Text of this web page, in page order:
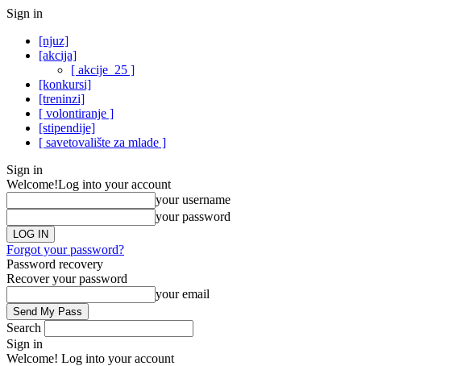
Sign in
[njuz]
[akcija]
[ akcije_25 ]
[konkursi]
[treninzi]
[ volontiranje ]
[stipendije]
[ savetovalište za mlade ]
Sign in
Welcome!Log into your account
your username
your password
Forgot your password?
Password recovery
Recover your password
your email
Search
Sign in
Welcome! Log into your account